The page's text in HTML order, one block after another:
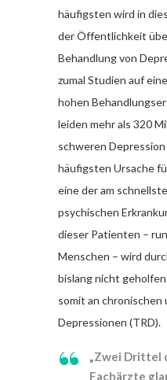
häufigsten wird in
der Öffentlichkeit
Behandlung von
zumal Studien auf
hohen
leiden mehr als 320
schweren
häufigsten Ursache
eine der am
psychischen
dieser Patienten –
Menschen – wird
bislang nicht
somit an
Depressionen (TRD).
„Zwei Drittel
Fachärzte